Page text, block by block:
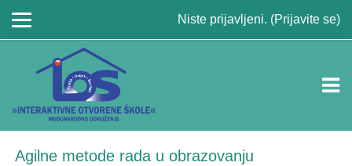
Niste prijavljeni. (Prijavite se)
Agilne metode rada u obrazovanju